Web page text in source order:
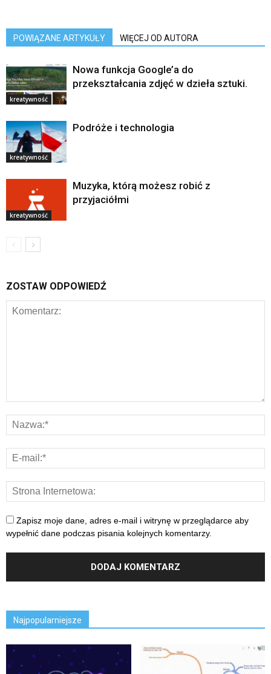
POWIĄZANE ARTYKUŁY WIĘCEJ OD AUTORA
kreatywność
Nowa funkcja Google’a do
przekształcania zdjęć w dzieła sztuki.
kreatywność
Podróże i technologia
kreatywność
Muzyka, którą możesz robić z
przyjaciółmi
ZOSTAW ODPOWIEDŹ
Zapisz moje dane, adres e-mail i witrynę w przeglądarce aby
wypełnić dane podczas pisania kolejnych komentarzy.
Najpopularniejsze